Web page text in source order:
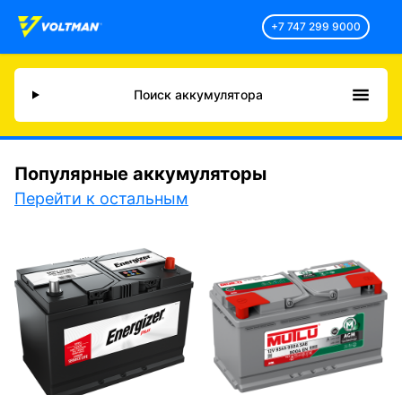
+7 747 299 9000
Поиск аккумулятора
Популярные аккумуляторы
Перейти к остальным